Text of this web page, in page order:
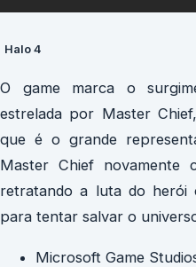
Halo 4
O game marca o
estrelada por Master
que é o grande
Master Chief novamente
retratando a luta do herói
para tentar salvar o
Microsoft Game